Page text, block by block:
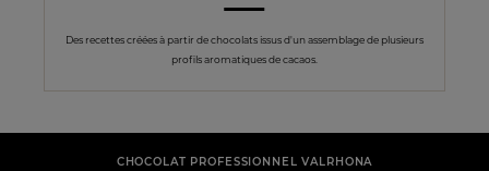
Des recettes créées à partir de chocolats issus d'un assemblage de plusieurs
profils aromatiques de cacaos.
CHOCOLAT PROFESSIONNEL VALRHONA